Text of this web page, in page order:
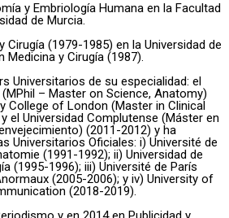
y Embriología Humana en la Facultad
de Murcia.
Cirugía (1979-1985) en la Universidad de
Medicina y Cirugía (1987).
Universitarios de su especialidad: el
– Master on Science, Anatomy)
College of London (Master in Clinical
el Universidad Complutense (Máster en
(2011-2012) y ha
Universitarios Oficiales: i) Université de
(1991-1992); ii) Universidad de
(1995-1996); iii) Université de París
(2005-2006); y iv) University of
(2018-2019).